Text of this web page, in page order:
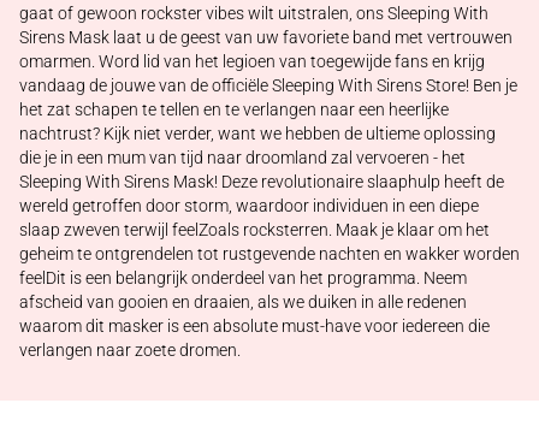
gaat of gewoon rockster vibes wilt uitstralen, ons Sleeping With
Sirens Mask laat u de geest van uw favoriete band met vertrouwen
omarmen. Word lid van het legioen van toegewijde fans en krijg
vandaag de jouwe van de officiële Sleeping With Sirens Store! Ben je
het zat schapen te tellen en te verlangen naar een heerlijke
nachtrust? Kijk niet verder, want we hebben de ultieme oplossing
die je in een mum van tijd naar droomland zal vervoeren - het
Sleeping With Sirens Mask! Deze revolutionaire slaaphulp heeft de
wereld getroffen door storm, waardoor individuen in een diepe
slaap zweven terwijl feelZoals rocksterren. Maak je klaar om het
geheim te ontgrendelen tot rustgevende nachten en wakker worden
feelDit is een belangrijk onderdeel van het programma. Neem
afscheid van gooien en draaien, als we duiken in alle redenen
waarom dit masker is een absolute must-have voor iedereen die
verlangen naar zoete dromen.